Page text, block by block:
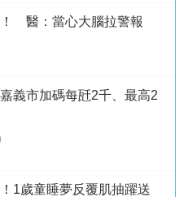
醫：當心大腦拉警報
義市加碼每瓩2千、最高2
1歲童睡夢反覆肌抽躍送